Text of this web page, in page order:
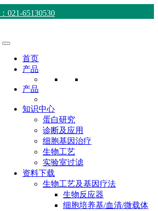
021-65130530
首页
产品
产品
知识中心
蛋白研究
诊断及应用
细胞基因治疗
生物工艺
实验室过滤
资料下载
生物工艺及基因疗法
生物反应器
细胞培养基/血清/微载体